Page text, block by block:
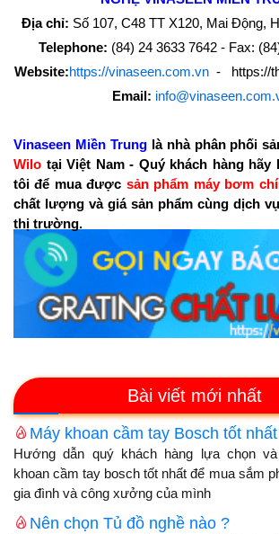
Bài viết mới nhất
Máy khoan cầm tay Bosch tốt nhất
Hướng dẫn quý khách hàng lựa chọn
khoan cầm tay bosch tốt nhất để mua sắm
gia đình và công xưởng của mình
Nên chọn Tủ đồ nghề nào ?
Địa chỉ: Số 107, C48 TT X120, Mai Động,
Telephone: (84) 24 3633 7642 - Fax:
Website:https://vinaseen.com.vn - https://
Email:
Vinaseen Miền Trunglà nhà phân phối
Wilo tại Việt Nam - Quý khách hàng
tôi để mua được sản phẩm máy bơm
chất lượng và giá sản phẩm cùng dịch
thị trường.